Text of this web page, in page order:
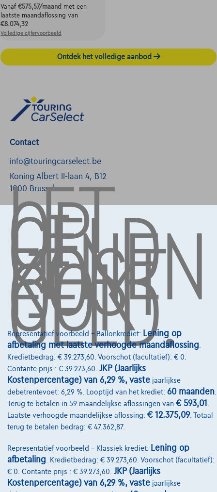
Vanaf €575,57/maand met een
laatste maandaflossing van
€8.074,32
Volledige cijfervoorbeeld
Ontdek het volledige aanbod
LET
OP,
GELD
LENEN
KOST
OOK
GELD.
Representatief voorbeeld – Ballonkrediet: Lening op
afbetaling met laatste verhoogde maandaflossing
Kredietbedrag: € 39.273,60. Voorschot (facultatief): € 0.
Contante prijs : € 39.273,60. JKP (Jaarlijks
Kostenpercentage) van 6,29 %, vaste jaarlijkse
debetrentevoet: 6,29 %. Looptijd van het krediet: 60 maanden
Terug te betalen in 59 maandelijkse aflossingen van € 593,01
Laatste verhoogde maandelijkse aflossing: € 12.375,09. Totaal
terug te betalen bedrag: € 47.362,87.
Representatief voorbeeld – Klassiek krediet: Lening op
afbetaling. Kredietbedrag: € 39.273,60. Voorschot (facultatief):
€ 0. Contante prijs : € 39.273,60. JKP (Jaarlijks
Kostenpercentage) van 6,29 %, vaste jaarlijkse
Contact
info@touringcarselect.be
Koning Albert II-laan 4, B12
1000 Brussel
Diensten & Oplossingen
Pechverhelping verzekering
Financiering
Autoverzekering
Lease en persoonlijke lease
Over Ons
Word klant
Wie zijn we
Kwaliteitscharter
Onze dealers
Onze team
Contact